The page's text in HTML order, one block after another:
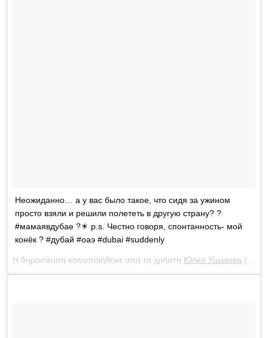
Неожиданно… а у вас было такое, что сидя за ужином
просто взяли и решили полететь в другую страну? ?
#мамаявдубае ?☀ p.s. Честно говоря, спонтанность- мой
конёк ? #дубай #оаэ #dubai #suddenly
Η δημοσίευση κοινοποιήθηκε από το χρήστη Юлия Ушакова (@yulia_ushakova) στις